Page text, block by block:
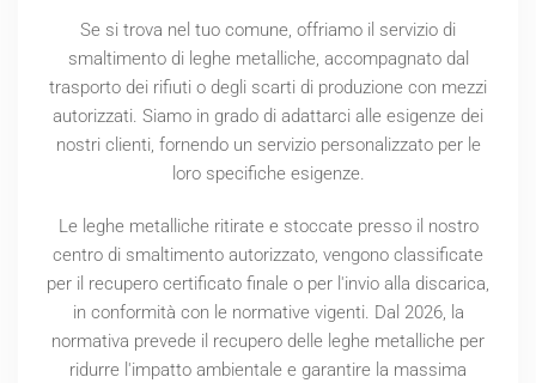
Se si trova nel tuo comune, offriamo il servizio di
smaltimento di leghe metalliche, accompagnato dal
trasporto dei rifiuti o degli scarti di produzione con mezzi
autorizzati. Siamo in grado di adattarci alle esigenze dei
nostri clienti, fornendo un servizio personalizzato per le
loro specifiche esigenze.
Le leghe metalliche ritirate e stoccate presso il nostro
centro di smaltimento autorizzato, vengono classificate
per il recupero certificato finale o per l'invio alla discarica,
in conformità con le normative vigenti. Dal 2026, la
normativa prevede il recupero delle leghe metalliche per
ridurre l'impatto ambientale e garantire la massima